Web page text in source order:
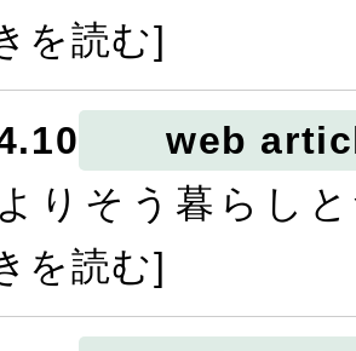
を読む]
web
りそう暮ら
を読む]